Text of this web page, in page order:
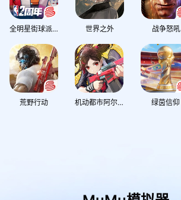
全明星街球派对 世界之外 战争怒吼
荒野行动 机动都市阿尔法 绿茵信仰